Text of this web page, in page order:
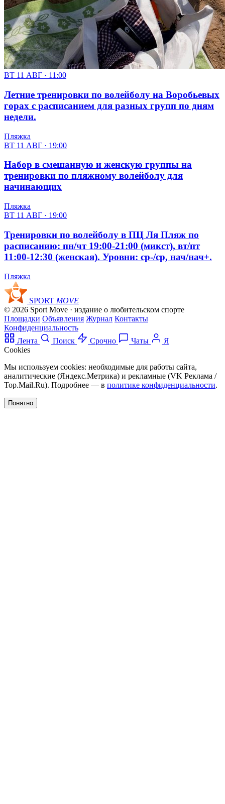
ВТ 11 АВГ · 11:00
Летние тренировки по волейболу на Воробьевых
горах с расписанием для разных групп по дням
недели.
Пляжка
ВТ 11 АВГ · 19:00
Набор в смешанную и женскую группы на
тренировки по пляжному волейболу для
начинающих
Пляжка
ВТ 11 АВГ · 19:00
Тренировки по волейболу в ПЦ Ля Пляж по
расписанию: пн/чт 19:00-21:00 (микст), вт/пт
11:00-12:30 (женская). Уровни: ср-/ср, нач/нач+.
Пляжка
SPORT MOVE
© 2026 Sport Move · издание о любительском спорте
Площадки Объявления Журнал Контакты
Конфиденциальность
Лента
Поиск Срочно Чаты
Я
Cookies
Мы используем cookies: необходимые для работы сайта,
аналитические (Яндекс.Метрика) и рекламные (VK Реклама /
Top.Mail.Ru). Подробнее — в политике конфиденциальности.
Понятно